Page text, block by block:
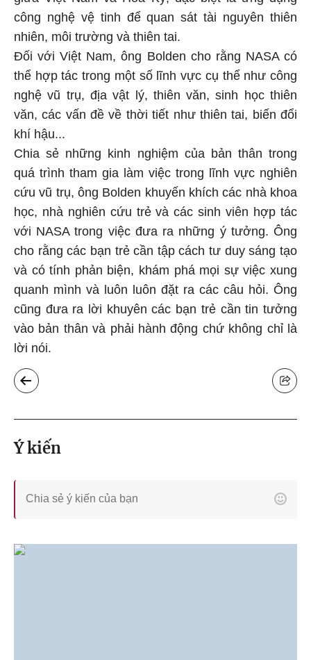
công nghệ vệ tinh để quan sát tài nguyên thiên
nhiên, môi trường và thiên tai.
Đối với Việt Nam, ông Bolden cho rằng NASA có
thể hợp tác trong một số lĩnh vực cụ thể như công
nghệ vũ trụ, địa vật lý, thiên văn, sinh học thiên
văn, các vấn đề về thời tiết như thiên tai, biến đổi
khí hậu...
Chia sẻ những kinh nghiệm của bản thân trong
quá trình tham gia làm việc trong lĩnh vực nghiên
cứu vũ trụ, ông Bolden khuyến khích các nhà khoa
học, nhà nghiên cứu trẻ và các sinh viên hợp tác
với NASA trong việc đưa ra những ý tưởng. Ông
cho rằng các bạn trẻ cần tập cách tư duy sáng tạo
và có tính phản biện, khám phá mọi sự việc xung
quanh mình và luôn luôn đặt ra các câu hỏi. Ông
cũng đưa ra lời khuyên các bạn trẻ cần tin tưởng
vào bản thân và phải hành động chứ không chỉ là
lời nói.
Ý kiến